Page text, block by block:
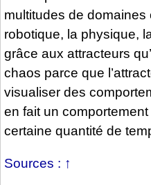
multitudes de
robotique, la physique,
grâce aux attracteurs
chaos parce que
visualiser des
en fait un
certaine quantité de
Sources : ↑